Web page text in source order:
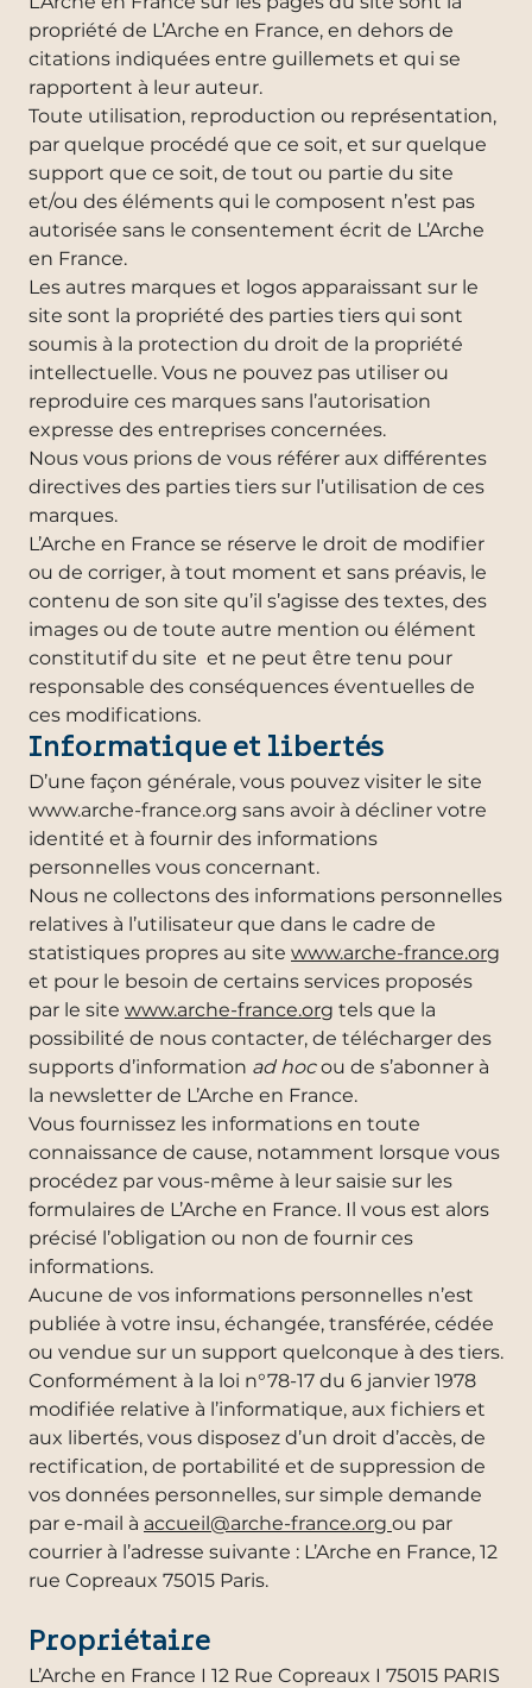
propriété de L’Arche en France, en dehors de
citations indiquées entre guillemets et qui se
rapportent à leur auteur.
Toute utilisation, reproduction ou représentation,
par quelque procédé que ce soit, et sur quelque
support que ce soit, de tout ou partie du site
et/ou des éléments qui le composent n’est pas
autorisée sans le consentement écrit de L’Arche
en France.
Les autres marques et logos apparaissant sur le
site sont la propriété des parties tiers qui sont
soumis à la protection du droit de la propriété
intellectuelle. Vous ne pouvez pas utiliser ou
reproduire ces marques sans l’autorisation
expresse des entreprises concernées.
Nous vous prions de vous référer aux différentes
directives des parties tiers sur l’utilisation de ces
marques.
L’Arche en France se réserve le droit de modifier
ou de corriger, à tout moment et sans préavis, le
contenu de son site qu’il s’agisse des textes, des
images ou de toute autre mention ou élément
constitutif du site et ne peut être tenu pour
responsable des conséquences éventuelles de
ces modifications.
Informatique et libertés
D’une façon générale, vous pouvez visiter le site
www.arche-france.org sans avoir à décliner votre
identité et à fournir des informations
personnelles vous concernant.
Nous ne collectons des informations personnelles
relatives à l’utilisateur que dans le cadre de
statistiques propres au site www.arche-france.org
et pour le besoin de certains services proposés
par le site www.arche-france.org tels que la
possibilité de nous contacter, de télécharger des
supports d’information ad hocou de s’abonner à
la newsletter de L’Arche en France.
Vous fournissez les informations en toute
connaissance de cause, notamment lorsque vous
procédez par vous-même à leur saisie sur les
formulaires de L’Arche en France. Il vous est alors
précisé l’obligation ou non de fournir ces
informations.
Aucune de vos informations personnelles n’est
publiée à votre insu, échangée, transférée, cédée
ou vendue sur un support quelconque à des tiers.
Conformément à la loi n°78-17 du 6 janvier 1978
modifiée relative à l’informatique, aux fichiers et
aux libertés, vous disposez d’un droit d’accès, de
rectification, de portabilité et de suppression de
vos données personnelles, sur simple demande
par e-mail à accueil@arche-france.org ou par
courrier à l’adresse suivante : L’Arche en France, 12
rue Copreaux 75015 Paris.
Propriétaire
L’Arche en France I 12 Rue Copreaux I 75015 PARIS